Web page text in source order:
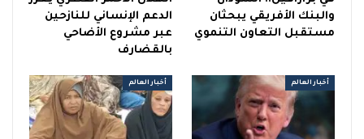
والبنك الأفريقي يبحثان
مستقبل التعاون التنموي
الدعم الإنساني للنازحين
عبر مشروع الأضاحي
بالقضارف
أخبار العالم أخبار العالم